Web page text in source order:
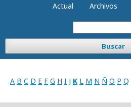
Actual Archivos
Buscar
A B C D E F G H I J K L M N Ñ O P Q